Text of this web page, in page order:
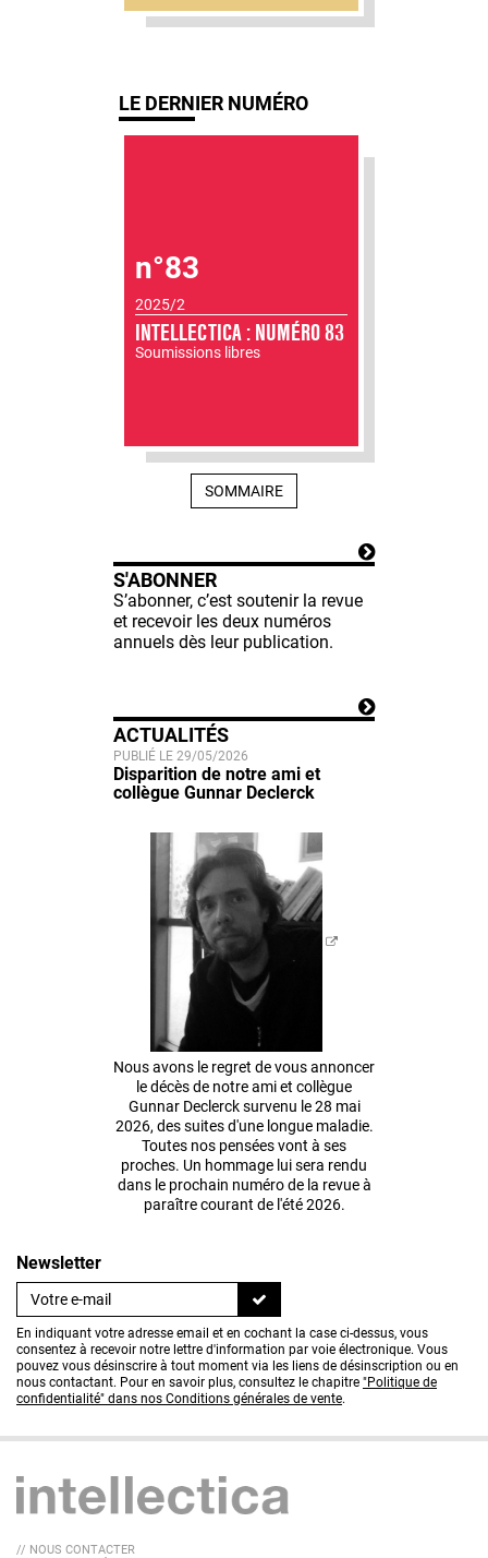
LE DERNIER NUMÉRO
n°83
2025/2
INTELLECTICA : NUMÉRO 83
Soumissions libres
SOMMAIRE
S'ABONNER
S’abonner, c’est soutenir la revue
et recevoir les deux numéros
annuels dès leur publication.
ACTUALITÉS
PUBLIÉ LE 29/05/2026
Disparition de notre ami et
collègue Gunnar Declerck
Nous avons le regret de vous annoncer
le décès de notre ami et collègue
Gunnar Declerck survenu le 28 mai
2026, des suites d'une longue maladie.
Toutes nos pensées vont à ses
proches. Un hommage lui sera rendu
dans le prochain numéro de la revue à
paraître courant de l'été 2026.
Newsletter
En indiquant votre adresse email et en cochant la case ci-dessus, vous
consentez à recevoir notre lettre d'information par voie électronique. Vous
pouvez vous désinscrire à tout moment via les liens de désinscription ou en
nous contactant. Pour en savoir plus, consultez le chapitre "Politique de
confidentialité" dans nos Conditions générales de vente.
// NOUS CONTACTER